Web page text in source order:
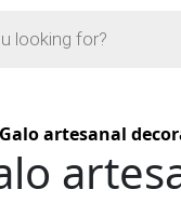
artesanal